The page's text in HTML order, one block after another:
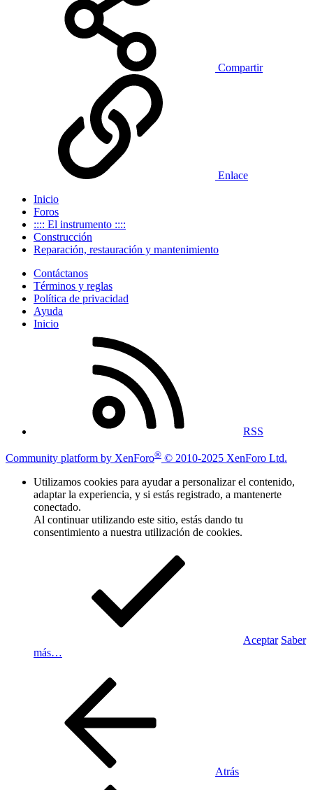
Compartir
Enlace
Inicio
Foros
:::: El instrumento ::::
Construcción
Reparación, restauración y mantenimiento
Contáctanos
Términos y reglas
Política de privacidad
Ayuda
Inicio
RSS
Community platform by XenForo® © 2010-2025 XenForo Ltd.
Utilizamos cookies para ayudar a personalizar el contenido,
adaptar la experiencia, y si estás registrado, a mantenerte
conectado.
Al continuar utilizando este sitio, estás dando tu
consentimiento a nuestra utilización de cookies.
Aceptar Saber
más…
Atrás